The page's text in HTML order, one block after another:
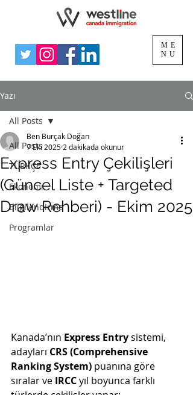
ME
NU
Yazı
All Posts
TÜRKÇE
Ekonomi
Bilgilendirme
Programlar
All Posts
Express Entry Çekilişleri
(Güncel Liste + Targeted
Draw Rehberi) - Ekim 2025
Ben Burçak Doğan
7 Eki 2025 2 dakikada okunur
Kanada’nın Express Entry sistemi,
adayları CRS (Comprehensive
Ranking System) puanına göre
sıralar ve IRCC yıl boyunca farklı